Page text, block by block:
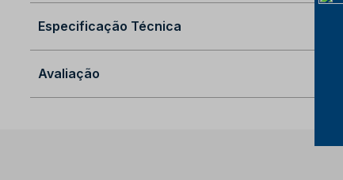
Especificação Técnica
Avaliação